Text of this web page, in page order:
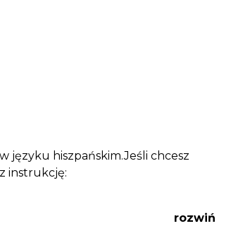
języku hiszpańskim.Jeśli chcesz
instrukcję:
rozwiń